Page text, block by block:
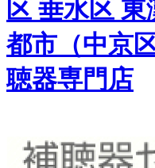
区 垂水区
都市（中京
聴器専門店